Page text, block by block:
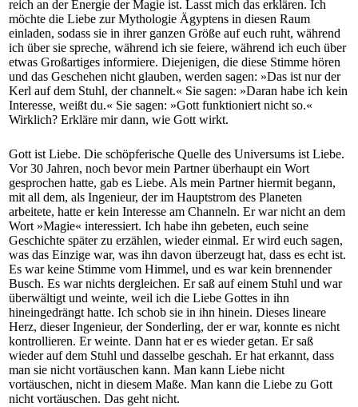
reich an der Energie der Magie ist. Lasst mich das erklären. Ich
möchte die Liebe zur Mythologie Ägyptens in diesen Raum
einladen, sodass sie in ihrer ganzen Größe auf euch ruht, während
ich über sie spreche, während ich sie feiere, während ich euch über
etwas Großartiges informiere. Diejenigen, die diese Stimme hören
und das Geschehen nicht glauben, werden sagen: »Das ist nur der
Kerl auf dem Stuhl, der channelt.« Sie sagen: »Daran habe ich kein
Interesse, weißt du.« Sie sagen: »Gott funktioniert nicht so.«
Wirklich? Erkläre mir dann, wie Gott wirkt.
Gott ist Liebe. Die schöpferische Quelle des Universums ist Liebe.
Vor 30 Jahren, noch bevor mein Partner überhaupt ein Wort
gesprochen hatte, gab es Liebe. Als mein Partner hiermit begann,
mit all dem, als Ingenieur, der im Hauptstrom des Planeten
arbeitete, hatte er kein Interesse am Channeln. Er war nicht an dem
Wort »Magie« interessiert. Ich habe ihn gebeten, euch seine
Geschichte später zu erzählen, wieder einmal. Er wird euch sagen,
was das Einzige war, was ihn davon überzeugt hat, dass es echt ist.
Es war keine Stimme vom Himmel, und es war kein brennender
Busch. Es war nichts dergleichen. Er saß auf einem Stuhl und war
überwältigt und weinte, weil ich die Liebe Gottes in ihn
hineingedrängt hatte. Ich schob sie in ihn hinein. Dieses lineare
Herz, dieser Ingenieur, der Sonderling, der er war, konnte es nicht
kontrollieren. Er weinte. Dann hat er es wieder getan. Er saß
wieder auf dem Stuhl und dasselbe geschah. Er hat erkannt, dass
man sie nicht vortäuschen kann. Man kann Liebe nicht
vortäuschen, nicht in diesem Maße. Man kann die Liebe zu Gott
nicht vortäuschen. Das geht nicht.